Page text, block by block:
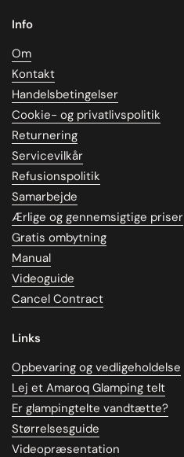
Info
Om
Kontakt
Handelsbetingelser
Cookie- og privatlivspolitik
Returnering
Servicevilkår
Refusionspolitik
Samarbejde
Ærlige og gennemsigtige priser
Gratis ombytning
Manual
Videoguide
Cancel Contract
Links
Opbevaring og vedligeholdelse
Lej et Amaroq Glamping telt
Er glampingtelte vandtætte?
Størrelsesguide
Videopræsentation